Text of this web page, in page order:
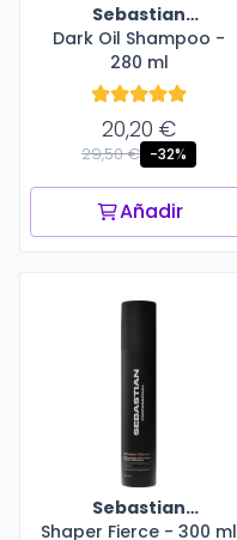
Sebastian
Professional
Dark Oil Shampoo -
280 ml
20,20 €
29,50 € -32%
Añadir
Sebastian
Professional
Shaper Fierce - 300 ml